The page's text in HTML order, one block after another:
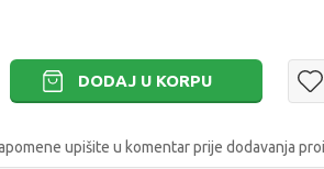
DODAJ U KORPU
upišite u komentar prije dodavanja